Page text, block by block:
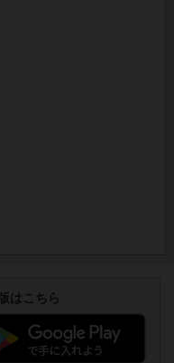
はこちら